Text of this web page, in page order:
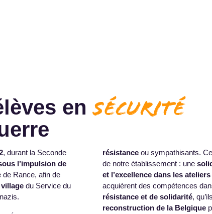
ensécurité
, durant la Seconde
l’impulsion de
de Rance, afin de
du Service du
résistance ou sympathisants.
de notre établissement : une
et l’excellence dans les
acquièrent des compétences
résistance et de solidarité,
reconstruction de la Belgique